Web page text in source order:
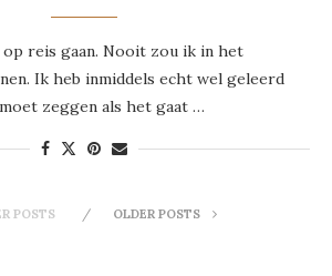
reis gaan. Nooit zou ik in het
Ik heb inmiddels echt wel geleerd
zeggen als het gaat …
POSTS OLDER POSTS